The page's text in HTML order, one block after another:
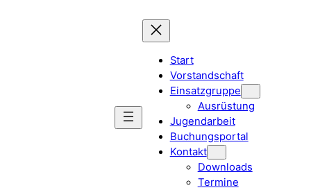
Start
Vorstandschaft
Einsatzgruppe
Ausrüstung
Jugendarbeit
Buchungsportal
Kontakt
Downloads
Termine